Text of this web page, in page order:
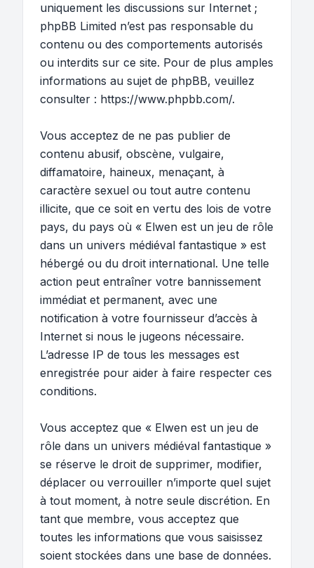
uniquement les discussions sur Internet ;
phpBB Limited n’est pas responsable du
contenu ou des comportements autorisés
ou interdits sur ce site. Pour de plus amples
informations au sujet de phpBB, veuillez
consulter : https://www.phpbb.com/.
Vous acceptez de ne pas publier de
contenu abusif, obscène, vulgaire,
diffamatoire, haineux, menaçant, à
caractère sexuel ou tout autre contenu
illicite, que ce soit en vertu des lois de votre
pays, du pays où « Elwen est un jeu de rôle
dans un univers médiéval fantastique » est
hébergé ou du droit international. Une telle
action peut entraîner votre bannissement
immédiat et permanent, avec une
notification à votre fournisseur d’accès à
Internet si nous le jugeons nécessaire.
L’adresse IP de tous les messages est
enregistrée pour aider à faire respecter ces
conditions.
Vous acceptez que « Elwen est un jeu de
rôle dans un univers médiéval fantastique »
se réserve le droit de supprimer, modifier,
déplacer ou verrouiller n’importe quel sujet
à tout moment, à notre seule discrétion. En
tant que membre, vous acceptez que
toutes les informations que vous saisissez
soient stockées dans une base de données.